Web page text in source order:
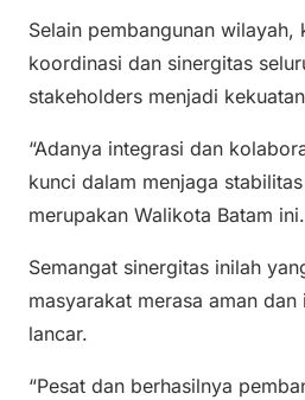
Selain pembangunan
koordinasi dan sinergitas
stakeholders menjadi
“Adanya integrasi dan
kunci dalam menjaga
merupakan Walikota Batam ini.
Semangat sinergitas inilah
masyarakat merasa aman
lancar.
“Pesat dan berhasilnya